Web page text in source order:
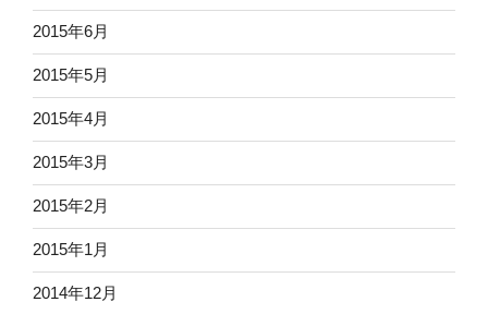
2015年6月
2015年5月
2015年4月
2015年3月
2015年2月
2015年1月
2014年12月